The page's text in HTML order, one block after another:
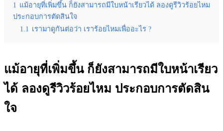
1 แม้อายุที่เพิ่มขึ้น ก็ยังสามารถมีใบหน้าเรียวได้ ลองดูรีวิวร้อยไหม
ประกอบการตัดสินใจ
1.1 เรามาดูกันต่อว่า เราร้อยไหมเพื่ออะไร ?
แม้อายุที่เพิ่มขึ้น ก็ยังสามารถมีใบหน้าเรียว
ได้ ลองดูรีวิวร้อยไหม ประกอบการตัดสิน
ใจ